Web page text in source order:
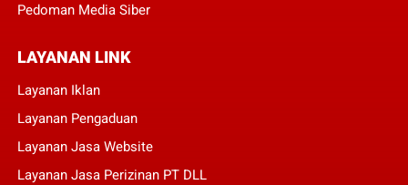
Pedoman Media Siber
LAYANAN LINK
Layanan Iklan
Layanan Pengaduan
Layanan Jasa Website
Layanan Jasa Perizinan PT DLL